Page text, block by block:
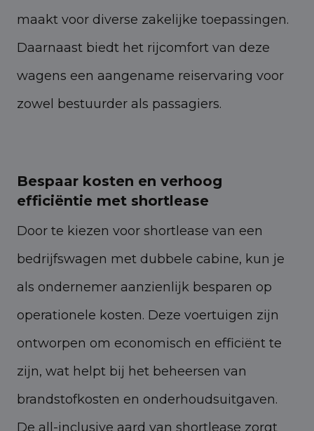
maakt voor diverse zakelijke toepassingen.
Daarnaast biedt het rijcomfort van deze
wagens een aangename reiservaring voor
zowel bestuurder als passagiers.
Bespaar kosten en verhoog
efficiëntie met shortlease
Door te kiezen voor shortlease van een
bedrijfswagen met dubbele cabine, kun je
als ondernemer aanzienlijk besparen op
operationele kosten. Deze voertuigen zijn
ontworpen om economisch en efficiënt te
zijn, wat helpt bij het beheersen van
brandstofkosten en onderhoudsuitgaven.
De all-inclusive aard van shortlease zorgt